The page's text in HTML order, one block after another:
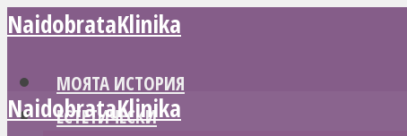
NaidobrataKlinika
МОЯТА ИСТОРИЯ
ЕСТЕТИЧЕСКИ
NaidobrataKlinika